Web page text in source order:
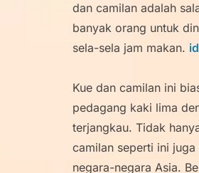
dan camilan adalah
banyak orang untuk
sela-sela jam makan.
Kue dan camilan ini
pedagang kaki lima
terjangkau. Tidak
camilan seperti ini
negara-negara Asia.